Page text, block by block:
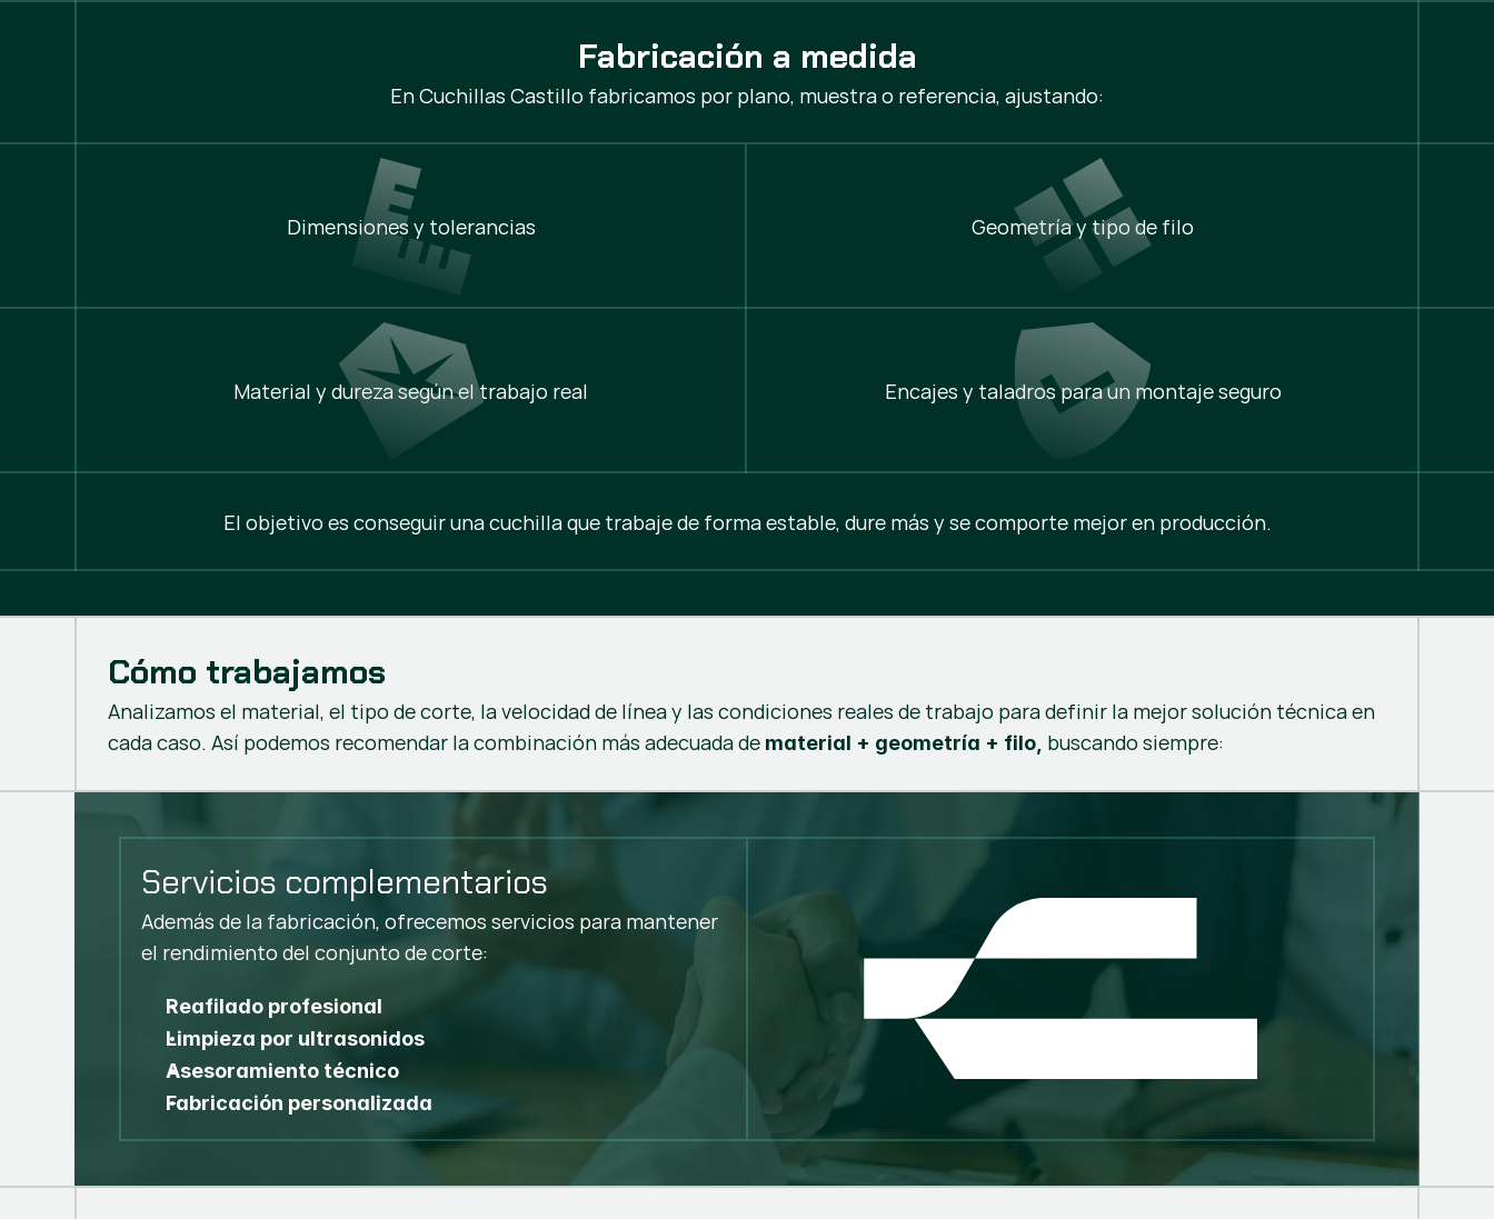
Fabricación a medida
En Cuchillas Castillo fabricamos por plano, muestra o referencia, ajustando:
Dimensiones y tolerancias Geometría y tipo de filo
Material y dureza según el trabajo real Encajes y taladros para un montaje seguro
El objetivo es conseguir una cuchilla que trabaje de forma estable, dure más y se comporte mejor en producción.
Cómo trabajamos
Analizamos el material, el tipo de corte, la velocidad de línea y las condiciones reales de trabajo para definir la mejor solución técnica en
cada caso. Así podemos recomendar la combinación más adecuada de material + geometría + filo, buscando siempre:
Mayor estabilidad de corte
Mejor calidad de acabado
Menos paradas
Más vida útil
Menor coste operativo
Servicios complementarios
Además de la fabricación, ofrecemos servicios para mantener
el rendimiento del conjunto de corte:
Reafilado profesional
Limpieza por ultrasonidos
Asesoramiento técnico
Fabricación personalizada